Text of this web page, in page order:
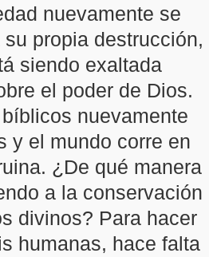
nuevamente se
propia destrucción,
siendo exaltada
el poder de Dios.
nuevamente
y el mundo corre en
¿De qué manera
a la conservación
divinos? Para hacer
humanas, hace falta